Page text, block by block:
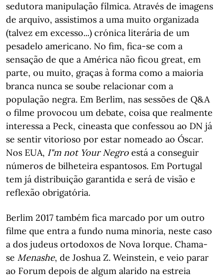
sedutora manipulação fílmica. Através de imagens
de arquivo, assistimos a uma muito organizada
(talvez em excesso...) crónica literária de um
pesadelo americano. No fim, fica-se com a
sensação de que a América não ficou great, em
parte, ou muito, graças à forma como a maioria
branca nunca se soube relacionar com a
população negra. Em Berlim, nas sessões de Q&A
o filme provocou um debate, coisa que realmente
interessa a Peck, cineasta que confessou ao DN já
se sentir vitorioso por estar nomeado ao Óscar.
Nos EUA, I"m not Your Negro está a conseguir
números de bilheteira espantosos. Em Portugal
tem já distribuição garantida e será de visão e
reflexão obrigatória.
Berlim 2017 também fica marcado por um outro
filme que entra a fundo numa minoria, neste caso
a dos judeus ortodoxos de Nova Iorque. Chama-
se Menashe, de Joshua Z. Weinstein, e veio parar
ao Forum depois de algum alarido na estreia